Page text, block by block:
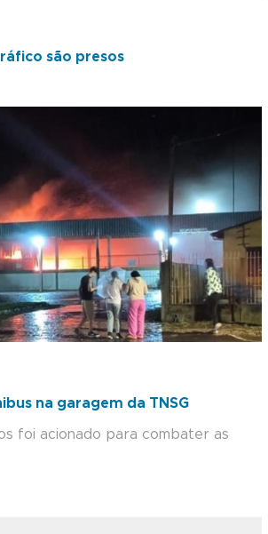
são presos
na garagem da TNSG
foi acionado para combater as